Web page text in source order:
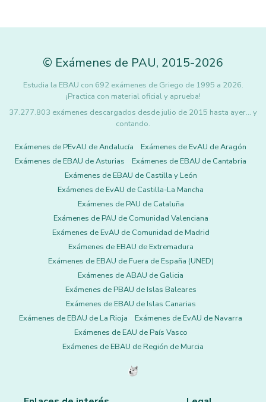
© Exámenes de PAU, 2015-2026
Estudia la EBAU con 692 exámenes de Griego de 1995 a 2026.
¡Practica con material oficial y aprueba!
37.277.803 exámenes descargados desde julio de 2015 hasta ayer... y
contando.
Exámenes de PEvAU de Andalucía
Exámenes de EvAU de Aragón
Exámenes de EBAU de Asturias
Exámenes de EBAU de Cantabria
Exámenes de EBAU de Castilla y León
Exámenes de EvAU de Castilla-La Mancha
Exámenes de PAU de Cataluña
Exámenes de PAU de Comunidad Valenciana
Exámenes de EvAU de Comunidad de Madrid
Exámenes de EBAU de Extremadura
Exámenes de EBAU de Fuera de España (UNED)
Exámenes de ABAU de Galicia
Exámenes de PBAU de Islas Baleares
Exámenes de EBAU de Islas Canarias
Exámenes de EBAU de La Rioja
Exámenes de EvAU de Navarra
Exámenes de EAU de País Vasco
Exámenes de EBAU de Región de Murcia